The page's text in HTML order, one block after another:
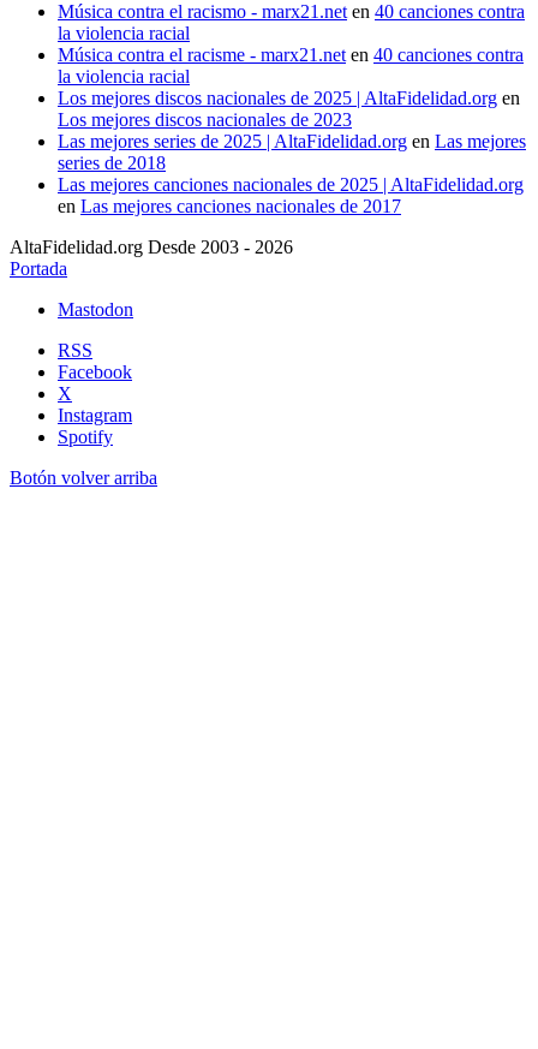
Música contra el racismo - marx21.neten 40 canciones contra
la violencia racial
Música contra el racisme - marx21.neten 40 canciones contra
la violencia racial
Los mejores discos nacionales de 2025 | AltaFidelidad.org en
Los mejores discos nacionales de 2023
Las mejores series de 2025 | AltaFidelidad.org en Las mejores
series de 2018
Las mejores canciones nacionales de 2025 | AltaFidelidad.org
en Las mejores canciones nacionales de 2017
AltaFidelidad.org Desde 2003 - 2026
Portada
Mastodon
RSS
Facebook
X
Instagram
Spotify
Botón volver arriba